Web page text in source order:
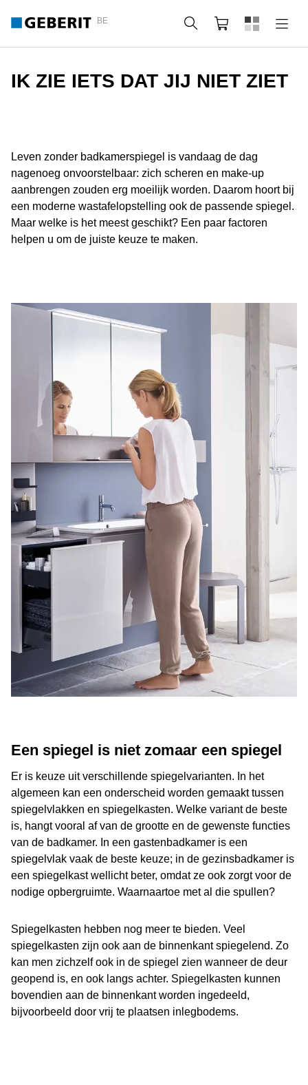
BE Zoeken Winkelmandje
IK ZIE IETS DAT JIJ NIET ZIET
Leven zonder badkamerspiegel is vandaag de dag
nagenoeg onvoorstelbaar: zich scheren en make-up
aanbrengen zouden erg moeilijk worden. Daarom hoort bij
een moderne wastafelopstelling ook de passende spiegel.
Maar welke is het meest geschikt? Een paar factoren
helpen u om de juiste keuze te maken.
Een spiegel is niet zomaar een spiegel
Er is keuze uit verschillende spiegelvarianten. In het
algemeen kan een onderscheid worden gemaakt tussen
spiegelvlakken en spiegelkasten. Welke variant de beste
is, hangt vooral af van de grootte en de gewenste functies
van de badkamer. In een gastenbadkamer is een
spiegelvlak vaak de beste keuze; in de gezinsbadkamer is
een spiegelkast wellicht beter, omdat ze ook zorgt voor de
nodige opbergruimte. Waarnaartoe met al die spullen?
Spiegelkasten hebben nog meer te bieden. Veel
spiegelkasten zijn ook aan de binnenkant spiegelend. Zo
kan men zichzelf ook in de spiegel zien wanneer de deur
geopend is, en ook langs achter. Spiegelkasten kunnen
bovendien aan de binnenkant worden ingedeeld,
bijvoorbeeld door vrij te plaatsen inlegbodems.